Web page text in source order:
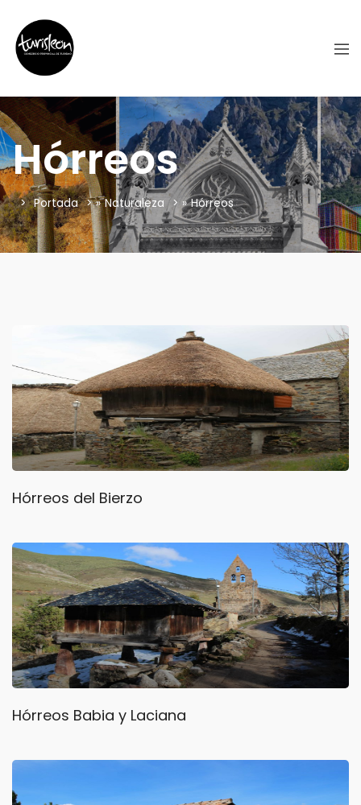
Hórreos
Portada » Naturaleza » Hórreos
Hórreos del Bierzo
Hórreos Babia y Laciana